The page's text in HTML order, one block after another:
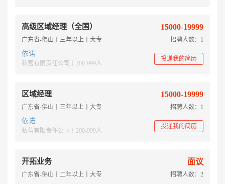
高级区域经理（全国） 15000-19999
广东省-佛山丨三年以上丨大专 招聘人数：1
依诺
私营有限责任公司丨200-999人
投递我的简历
区域经理 15000-19999
广东省-佛山丨三年以上丨大专 招聘人数：1
依诺
私营有限责任公司丨200-999人
投递我的简历
开拓业务 面议
广东省-佛山丨二年以上丨大专 招聘人数：2